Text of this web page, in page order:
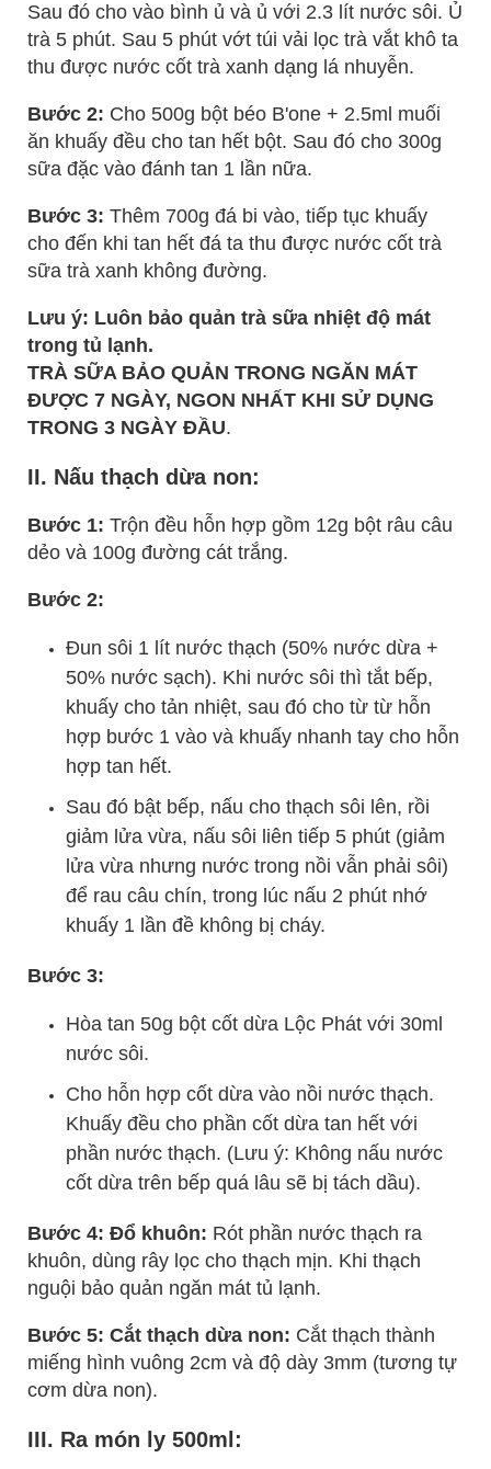
Sau đó cho vào bình ủ và ủ với 2.3 lít nước sôi. Ủ
trà 5 phút. Sau 5 phút vớt túi vải lọc trà vắt khô ta
thu được nước cốt trà xanh dạng lá nhuyễn.
Bước 2: Cho 500g bột béo B'one + 2.5ml muối
ăn khuấy đều cho tan hết bột. Sau đó cho 300g
sữa đặc vào đánh tan 1 lần nữa.
Bước 3: Thêm 700g đá bi vào, tiếp tục khuấy
cho đến khi tan hết đá ta thu được nước cốt trà
sữa trà xanh không đường.
Lưu ý: Luôn bảo quản trà sữa nhiệt độ mát
trong tủ lạnh.
TRÀ SỮA BẢO QUẢN TRONG NGĂN MÁT
ĐƯỢC 7 NGÀY, NGON NHẤT KHI SỬ DỤNG
TRONG 3 NGÀY ĐẦU.
II. Nấu thạch dừa non:
Bước 1: Trộn đều hỗn hợp gồm 12g bột râu câu
dẻo và 100g đường cát trắng.
Bước 2:
Đun sôi 1 lít nước thạch (50% nước dừa +
50% nước sạch). Khi nước sôi thì tắt bếp,
khuấy cho tản nhiệt, sau đó cho từ từ hỗn
hợp bước 1 vào và khuấy nhanh tay cho hỗn
hợp tan hết.
Sau đó bật bếp, nấu cho thạch sôi lên, rồi
giảm lửa vừa, nấu sôi liên tiếp 5 phút (giảm
lửa vừa nhưng nước trong nồi vẫn phải sôi)
để rau câu chín, trong lúc nấu 2 phút nhớ
khuấy 1 lần đề không bị cháy.
Bước 3:
Hòa tan 50g bột cốt dừa Lộc Phát với 30ml
nước sôi.
Cho hỗn hợp cốt dừa vào nồi nước thạch.
Khuấy đều cho phần cốt dừa tan hết với
phần nước thạch. (Lưu ý: Không nấu nước
cốt dừa trên bếp quá lâu sẽ bị tách dầu).
Bước 4: Đổ khuôn: Rót phần nước thạch ra
khuôn, dùng rây lọc cho thạch mịn. Khi thạch
nguội bảo quản ngăn mát tủ lạnh.
Bước 5: Cắt thạch dừa non: Cắt thạch thành
miếng hình vuông 2cm và độ dày 3mm (tương tự
cơm dừa non).
III. Ra món ly 500ml: